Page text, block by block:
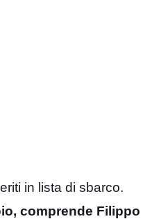
in lista di sbarco.
comprende Filippo